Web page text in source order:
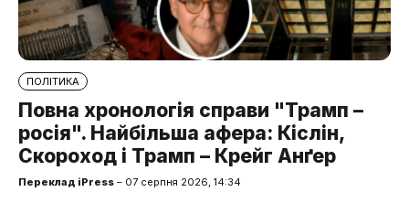
ПОЛІТИКА
Повна хронологія справи "Трамп –
росія". Найбільша афера: Кіслін,
Скороход і Трамп – Крейг Анґер
Переклад iPress – 07 серпня 2026, 14:34